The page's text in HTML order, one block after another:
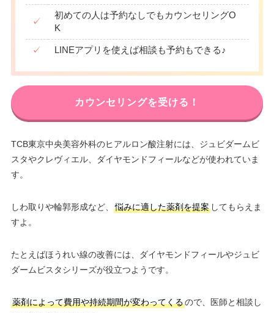
✓
初めての人は予約なしでもカウンセリングO
K
✓ LINEアプリを使えば相談も予約もできる♪
カウンセリングを受ける！
TCB東京中央美容外科のヒアルロン酸注射には、ジュビダームビ
スタやクレヴィエル、ダイヤモンドフィールなどが使われていま
す。
しわ取りや輪郭形成など、 悩みに適した薬剤を提案してもらえま
すよ。
たとえばほうれい線の改善には、ダイヤモンドフィールやジュビ
ダームビスタシリーズが役立つようです。
薬剤によって費用や持続期間が変わってくるので、医師と相談し